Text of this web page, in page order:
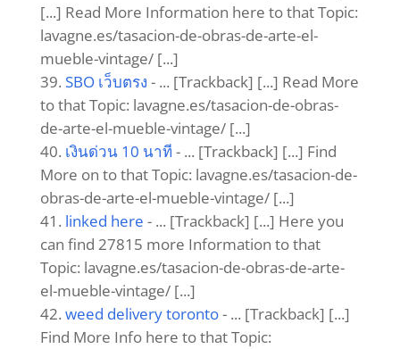
[...] Read More Information here to that Topic:
lavagne.es/tasacion-de-obras-de-arte-el-
mueble-vintage/ [...]
SBO เว็บตรง - ... [Trackback] [...] Read More
to that Topic: lavagne.es/tasacion-de-obras-
de-arte-el-mueble-vintage/ [...]
เงินด่วน 10 นาที - ... [Trackback] [...] Find
More on to that Topic: lavagne.es/tasacion-de-
obras-de-arte-el-mueble-vintage/ [...]
linked here - ... [Trackback] [...] Here you
can find 27815 more Information to that
Topic: lavagne.es/tasacion-de-obras-de-arte-
el-mueble-vintage/ [...]
weed delivery toronto- ... [Trackback] [...]
Find More Info here to that Topic: